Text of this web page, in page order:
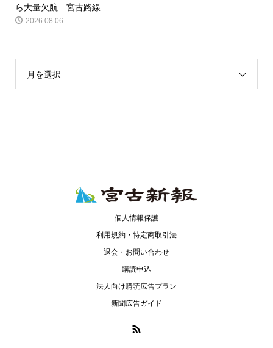
ら大量欠航 宮古路線...
2026.08.06
月を選択
個人情報保護
利用規約・特定商取引法
退会・お問い合わせ
購読申込
法人向け購読広告プラン
新聞広告ガイド